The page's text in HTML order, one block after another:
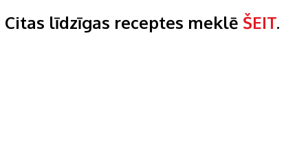
Citas līdzīgas receptes meklē ŠEIT.